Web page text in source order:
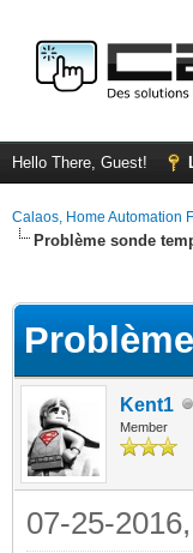
Hello There, Guest!
Calaos, Home Automation
Problème sonde
Kent1
Member
07-25-